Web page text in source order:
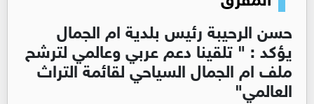
حسن الرحيبة رئيس بلدية ام الجمال
يؤكد : " تلقينا دعم عربي وعالمي لترشح
ملف ام الجمال السياحي لقائمة التراث
العالمي"